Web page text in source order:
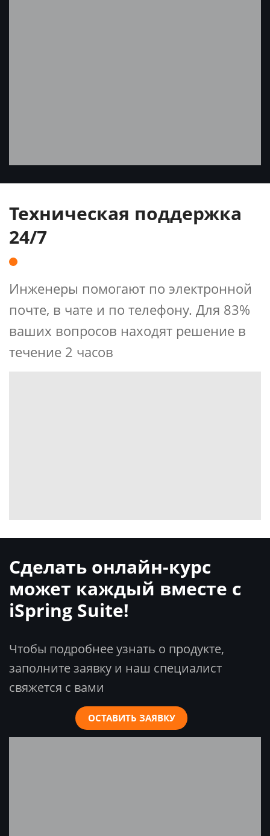
Техническая поддержка
24/7
Инженеры помогают по электронной
почте, в чате и по телефону. Для 83%
ваших вопросов находят решение в
течение 2 часов
Сделать онлайн-курс
может каждый вместе с
iSpring Suite!
Чтобы подробнее узнать о продукте,
заполните заявку и наш специалист
свяжется с вами
ОСТАВИТЬ ЗАЯВКУ